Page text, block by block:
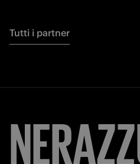
Tutti i partner